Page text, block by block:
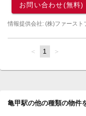
お問い合わせ(無料)
情報提供会社: (株)ファースト
page
You're
page
1 page
亀甲駅の他の種類の物件